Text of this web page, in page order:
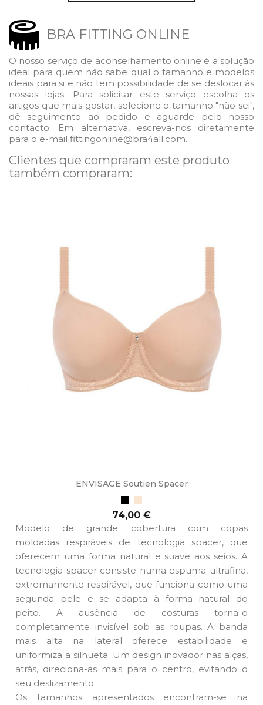
BRA FITTING ONLINE
O nosso serviço de aconselhamento online é a solução
ideal para quem não sabe qual o tamanho e modelos
ideais para si e não tem possibilidade de se deslocar às
nossas lojas. Para solicitar este serviço escolha os
artigos que mais gostar, selecione o tamanho "não sei",
dê seguimento ao pedido e aguarde pelo nosso
contacto. Em alternativa, escreva-nos diretamente
para o e-mail fittingonline@bra4all.com.
Clientes que compraram este produto
também compraram:
ENVISAGE Soutien Spacer
Preço
74,00 €
Modelo de grande cobertura com copas
moldadas respiráveis de tecnologia spacer, que
oferecem uma forma natural e suave aos seios. A
tecnologia spacer consiste numa espuma ultrafina,
extremamente respirável, que funciona como uma
segunda pele e se adapta à forma natural do
peito. A ausência de costuras torna-o
completamente invisível sob as roupas. A banda
mais alta na lateral oferece estabilidade e
uniformiza a silhueta. Um design inovador nas alças,
atrás, direciona-as mais para o centro, evitando o
seu deslizamento.
Os tamanhos apresentados encontram-se na